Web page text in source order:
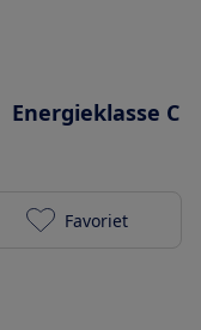
Energieklasse C
Bosch
Favoriet